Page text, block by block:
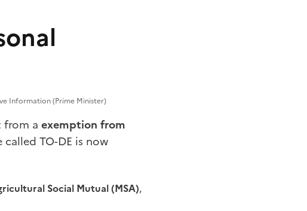
Information (Prime Minister)
from a exemption from
TO-DE is now
Social Mutual (MSA),